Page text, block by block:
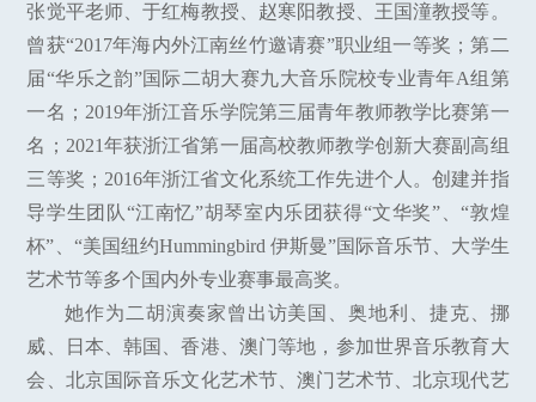
张觉平老师、于红梅教授、赵寒阳教授、王国潼教授等。
曾获“2017年海内外江南丝竹邀请赛”职业组一等奖；第二
届“华乐之韵”国际二胡大赛九大音乐院校专业青年A组第
一名；2019年浙江音乐学院第三届青年教师教学比赛第一
名；2021年获浙江省第一届高校教师教学创新大赛副高组
三等奖；2016年浙江省文化系统工作先进个人。创建并指
导学生团队“江南忆”胡琴室内乐团获得“文华奖”、“敦煌
杯”、“美国纽约Hummingbird 伊斯曼”国际音乐节、大学生
艺术节等多个国内外专业赛事最高奖。
她作为二胡演奏家曾出访美国、奥地利、捷克、挪
威、日本、韩国、香港、澳门等地，参加世界音乐教育大
会、北京国际音乐文化艺术节、澳门艺术节、北京现代艺